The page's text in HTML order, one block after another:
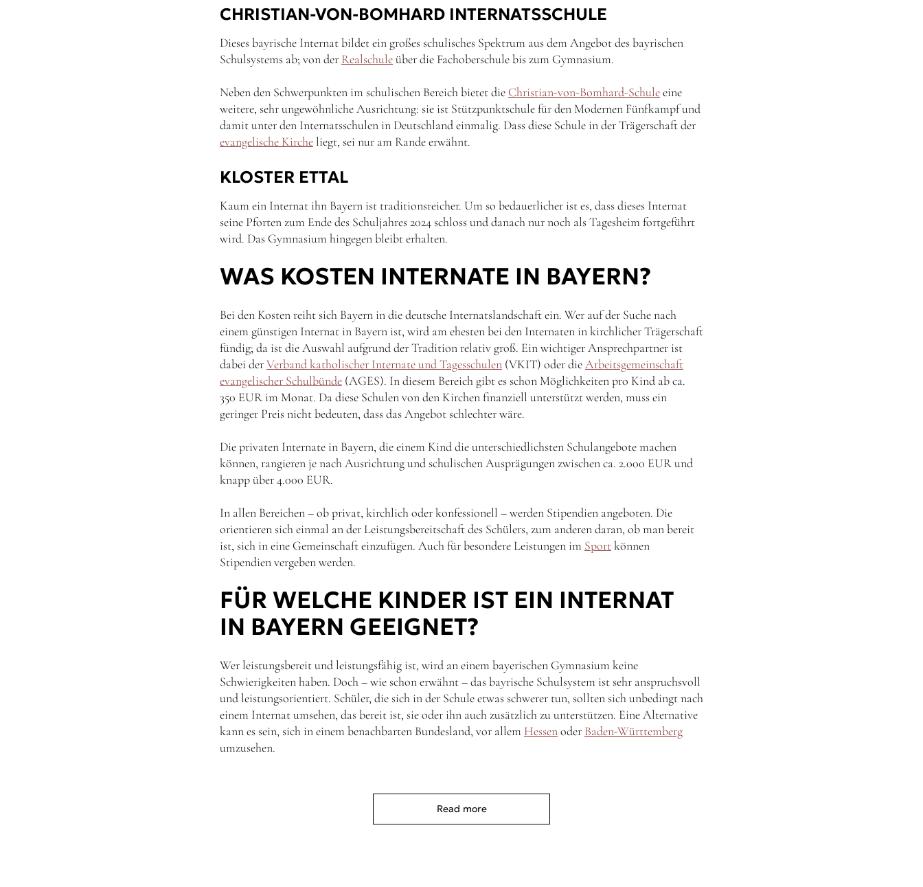
CHRISTIAN-VON-BOMHARD INTERNATSSCHULE
Dieses bayrische Internat bildet ein großes schulisches Spektrum aus dem Angebot des bayrischen
Schulsystems ab; von der Realschuleüber die Fachoberschule bis zum Gymnasium.
Neben den Schwerpunkten im schulischen Bereich bietet die Christian-von-Bomhard-Schuleeine
weitere, sehr ungewöhnliche Ausrichtung: sie ist Stützpunktschule für den Modernen Fünfkampf und
damit unter den Internatsschulen in Deutschland einmalig. Dass diese Schule in der Trägerschaft der
evangelische Kirche liegt, sei nur am Rande erwähnt.
KLOSTER ETTAL
Kaum ein Internat ihn Bayern ist traditionsreicher. Um so bedauerlicher ist es, dass dieses Internat
seine Pforten zum Ende des Schuljahres 2024 schloss und danach nur noch als Tagesheim fortgeführt
wird. Das Gymnasium hingegen bleibt erhalten.
WAS KOSTEN INTERNATE IN BAYERN?
Bei den Kosten reiht sich Bayern in die deutsche Internatslandschaft ein. Wer auf der Suche nach
einem günstigen Internat in Bayern ist, wird am ehesten bei den Internaten in kirchlicher Trägerschaft
fündig; da ist die Auswahl aufgrund der Tradition relativ groß. Ein wichtiger Ansprechpartner ist
dabei derVerband katholischer Internate und Tagesschulen (VKIT) oder dieArbeitsgemeinschaft
evangelischer Schulbünde (AGES). In diesem Bereich gibt es schon Möglichkeiten pro Kind ab ca.
350 EUR im Monat. Da diese Schulen von den Kirchen finanziell unterstützt werden, muss ein
geringer Preis nicht bedeuten, dass das Angebot schlechter wäre.
Die privaten Internate in Bayern, die einem Kind die unterschiedlichsten Schulangebote machen
können, rangieren je nach Ausrichtung und schulischen Ausprägungen zwischen ca. 2.000 EUR und
knapp über 4.000 EUR.
In allen Bereichen – ob privat, kirchlich oder konfessionell – werden Stipendien angeboten. Die
orientieren sich einmal an der Leistungsbereitschaft des Schülers, zum anderen daran, ob man bereit
ist, sich in eine Gemeinschaft einzufügen. Auch für besondere Leistungen im Sportkönnen
Stipendien vergeben werden.
FÜR WELCHE KINDER IST EIN INTERNAT
IN BAYERN GEEIGNET?
Wer leistungsbereit und leistungsfähig ist, wird an einem bayerischen Gymnasium keine
Schwierigkeiten haben. Doch – wie schon erwähnt – das bayrische Schulsystem ist sehr anspruchsvoll
und leistungsorientiert. Schüler, die sich in der Schule etwas schwerer tun, sollten sich unbedingt nach
einem Internat umsehen, das bereit ist, sie oder ihn auch zusätzlich zu unterstützen. Eine Alternative
kann es sein, sich in einem benachbarten Bundesland, vor allem Hessenoder Baden-Württemberg
umzusehen.
Read more